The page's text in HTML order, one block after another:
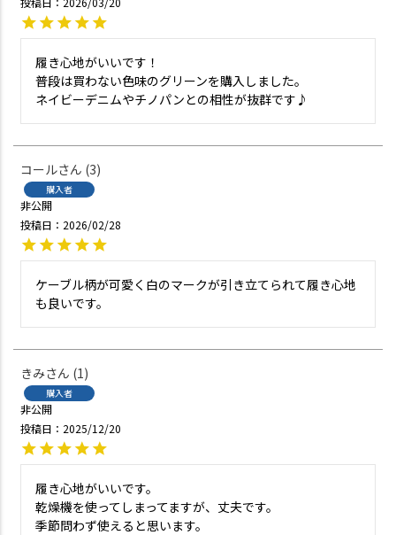
履き心地がいいです！
普段は買わない色味のグリーンを購入しました。
ネイビーデニムやチノパンとの相性が抜群です♪
コール 3
購入者
非公開
投稿日
2026/02/28
ケーブル柄が可愛く白のマークが引き立てられて履き心地
きみ 1
購入者
非公開
投稿日
2025/12/20
履き心地がいいです。
乾燥機を使ってしまってますが、丈夫です。
季節問わず使えると思います。